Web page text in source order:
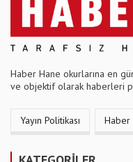
Haber Hane okurlarına en
ve objektif olarak haberleri
Yayın Politikası Haber